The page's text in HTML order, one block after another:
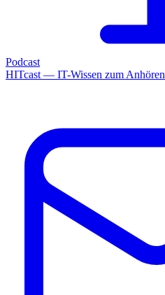
Podcast
HITcast — IT-Wissen zum Anhören